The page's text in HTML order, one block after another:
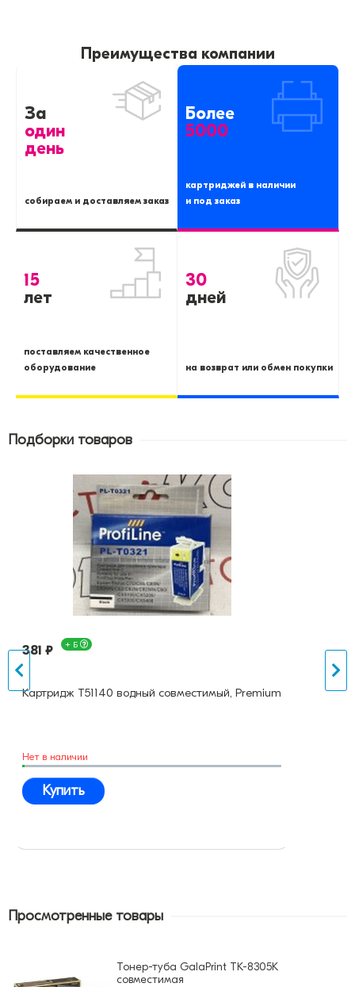
Преимущества компании
За
один
день
собираем и доставляем заказ
Более
5000
картриджей в наличии
и под заказ
15
лет
поставляем качественное
оборудование
30
дней
на возврат или обмен покупки
Подборки товаров
381 ₽ + Б
Картридж T51140 водный совместимый, Premium
Нет в наличии
Купить
Просмотренные товары
Тонер-туба GalaPrint TK-8305K
совместимая